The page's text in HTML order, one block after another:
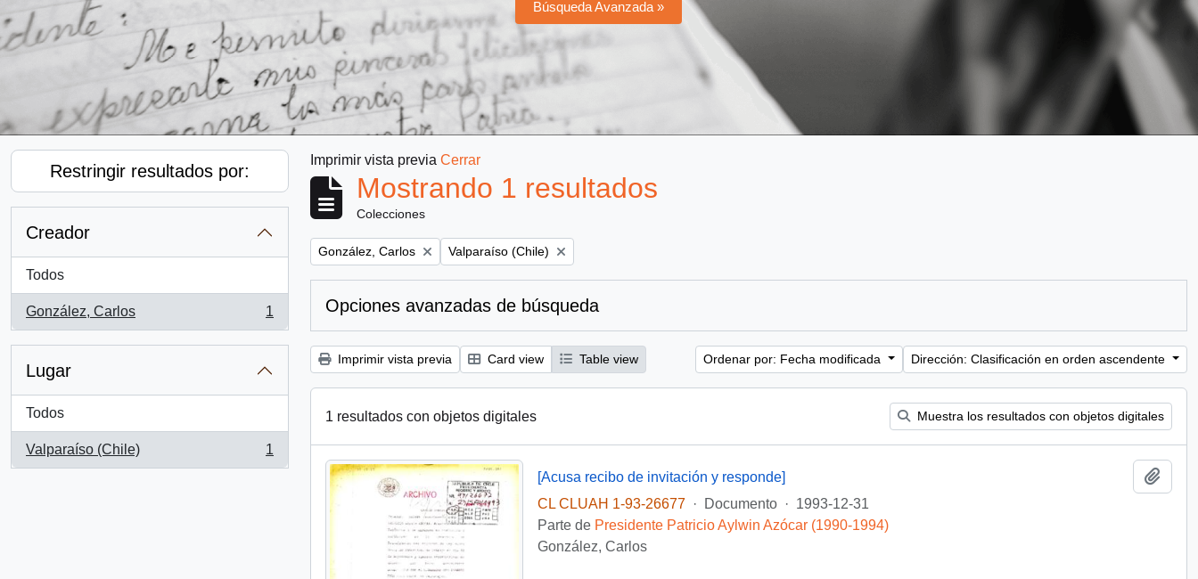
Búsqueda Avanzada »
Restringir resultados por:
Creador
Todos
González, Carlos
, 1 resultados
1
Lugar
Todos
Valparaíso (Chile)
, 1 resultados
1
Imprimir vista previa Cerrar
Mostrando 1 resultados
Colecciones
Remove filter:
González, Carlos Remove filter:
Valparaíso (Chile)
Opciones avanzadas de búsqueda
Imprimir vista previa Card view Table view Ordenar por: Fecha modificada Dirección: Clasificación en orden ascendente
1 resultados con objetos digitales Muestra los resultados con objetos digitales
[Acusa recibo de invitación y responde]
CL CLUAH 1-93-26677
· Documento · 1993-12-31
Parte de Presidente Patricio Aylwin Azócar (1990-1994)
González, Carlos